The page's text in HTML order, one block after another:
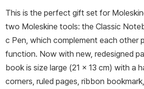
This is the perfect gift set for
two Moleskine tools: the Classic
c Pen, which complement each other
function. Now with new, redesigned
book is size large (21 x 13 cm) with a
corners, ruled pages, ribbon